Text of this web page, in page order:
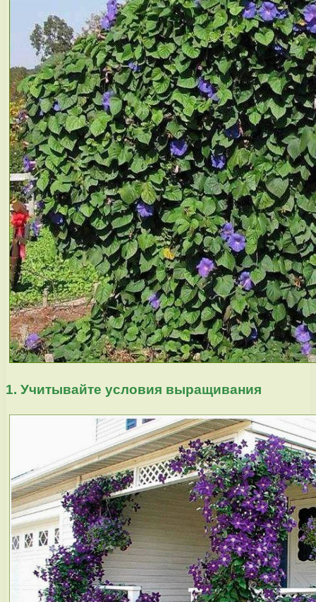
1. Учитывайте условия выращивания